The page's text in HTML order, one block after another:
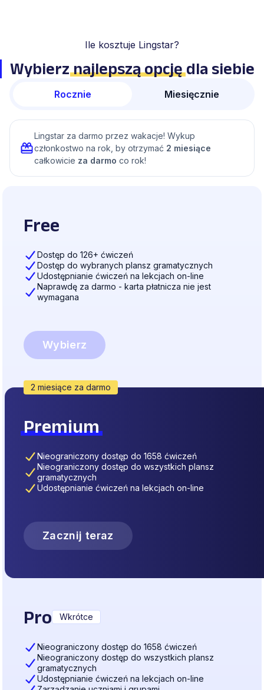
Ile kosztuje Lingstar?
Wybierznajlepszą opcjędla siebie
Rocznie Miesięcznie
Lingstar za darmo przez wakacje! Wykup
członkostwo na rok, by otrzymać 2 miesiące
całkowicie za darmo co rok!
Free
Dostęp do 126+ ćwiczeń
Dostęp do wybranych plansz gramatycznych
Udostępnianie ćwiczeń na lekcjach on-line
Naprawdę za darmo - karta płatnicza nie jest
wymagana
Wybierz
2 miesiące za darmo
Premium
Nieograniczony dostęp do 1658 ćwiczeń
Nieograniczony dostęp do wszystkich plansz
gramatycznych
Udostępnianie ćwiczeń na lekcjach on-line
Zacznij teraz
Pro Wkrótce
Nieograniczony dostęp do 1658 ćwiczeń
Nieograniczony dostęp do wszystkich plansz
gramatycznych
Udostępnianie ćwiczeń na lekcjach on-line